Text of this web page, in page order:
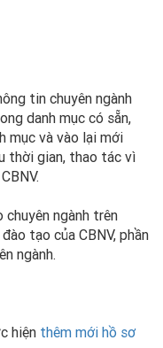
tin chuyên ngành
danh mục có sẵn,
mục và vào lại mới
thời gian, thao tác vì
chuyên ngành trên
tạo của CBNV, phần
ngành.
hiện thêm mới hồ sơ